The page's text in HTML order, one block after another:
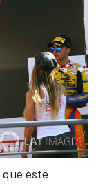
que este